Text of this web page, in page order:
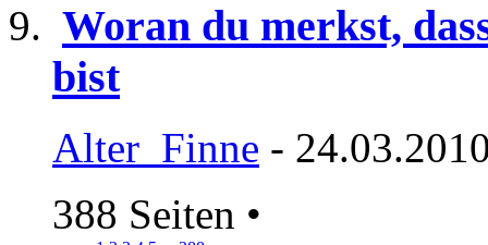
Woran du merkst,
bist
Alter_Finne -
388 Seiten •